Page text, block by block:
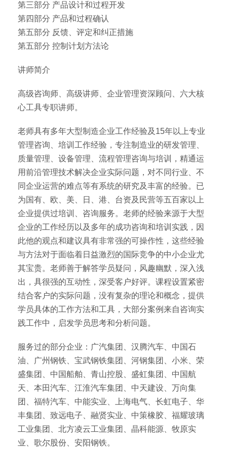
第三部分 产品设计和过程开发
第四部分 产品和过程确认
第五部分 反馈、评定和纠正措施
第五部分 控制计划方法论
讲师简介
高级咨询师、高级讲师、企业管理资深顾问、六大核
心工具专职讲师。
老师具有多年大型制造企业工作经验及15年以上专业
管理咨询、培训工作经验，专注制造业的研发管理、
质量管理、设备管理、流程管理咨询与培训，精通运
用前沿管理技术解决企业实际问题，对不同行业、不
同企业运营的难点等有系统的研究及丰富的经验。已
为国有、欧、美、日、港、台资及民营等五百家以上
企业提供过培训、咨询服务。老师的经验来源于大型
企业的工作经历以及多年的成功咨询和培训实践，因
此他的观点和建议具有非常强的可操作性，这些经验
与方法对于面临着日益激烈的国际竞争的中小企业尤
其宝贵。老师善于解答学员疑问，风趣幽默，深入浅
出，具很强的互动性，深受客户好评。课程设置紧密
结合客户的实际问题，没有复杂的理论和概念，提供
学员具体的工作方法和工具，大部分案例来自咨询实
践工作中，启发学员思考和分析问题。
服务过的部分企业：广汽集团、汉腾汽车、中国石
油、广州钢铁、宝武钢铁集团、河钢集团、小米、荣
盛集团、中国船舶、青山控股、盛虹集团、中国航
天、本田汽车、江淮汽车集团、中天建设、万向集
团、福特汽车、中能实业、上海电气、长虹电子、华
丰集团、致远电子、融贤实业、中策橡胶、福耀玻璃
工业集团、北方凌云工业集团、晶科能源、牧原实
业、歌尔股份、安阳钢铁。